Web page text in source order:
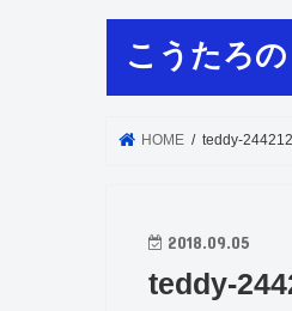
こうたろ
HOME teddy-
2018.09.05
teddy-